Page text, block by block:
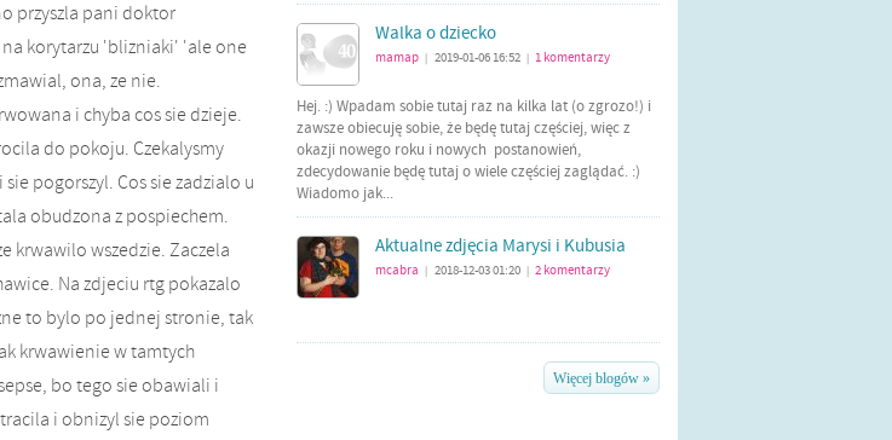
przyszla pani doktor
korytarzu 'blizniaki' 'ale one
ona, ze nie.
i chyba cos sie dzieje.
do pokoju. Czekalysmy
pogorszyl. Cos sie zadzialo u
obudzona z pospiechem.
krwawilo wszedzie. Zaczela
Na zdjeciu rtg pokazalo
to bylo po jednej stronie, tak
krwawienie w tamtych
bo tego sie obawiali i
i obnizyl sie poziom
Walka o dziecko
mamap 2019-01-06 16:52 1 komentarzy
Hej. :) Wpadam sobie tutaj raz na kilka lat (o zgrozo!) i
zawsze obiecuję sobie, że będę tutaj częściej, więc z
okazji nowego roku i nowych postanowień,
zdecydowanie będę tutaj o wiele częściej zaglądać. :)
Wiadomo jak...
Aktualne zdjęcia Marysi i Kubusia
mcabra 2018-12-03 01:20 2 komentarzy
Więcej blogów »